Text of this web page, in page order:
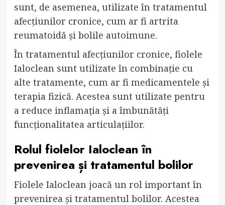
sunt, de asemenea, utilizate în tratamentul
afecțiunilor cronice, cum ar fi artrita
reumatoidă și bolile autoimune.
În tratamentul afecțiunilor cronice, fiolele
Ialoclean sunt utilizate în combinație cu
alte tratamente, cum ar fi medicamentele și
terapia fizică. Acestea sunt utilizate pentru
a reduce inflamația și a îmbunătăți
funcționalitatea articulațiilor.
Rolul fiolelor Ialoclean în
prevenirea și tratamentul bolilor
Fiolele Ialoclean joacă un rol important în
prevenirea și tratamentul bolilor. Acestea